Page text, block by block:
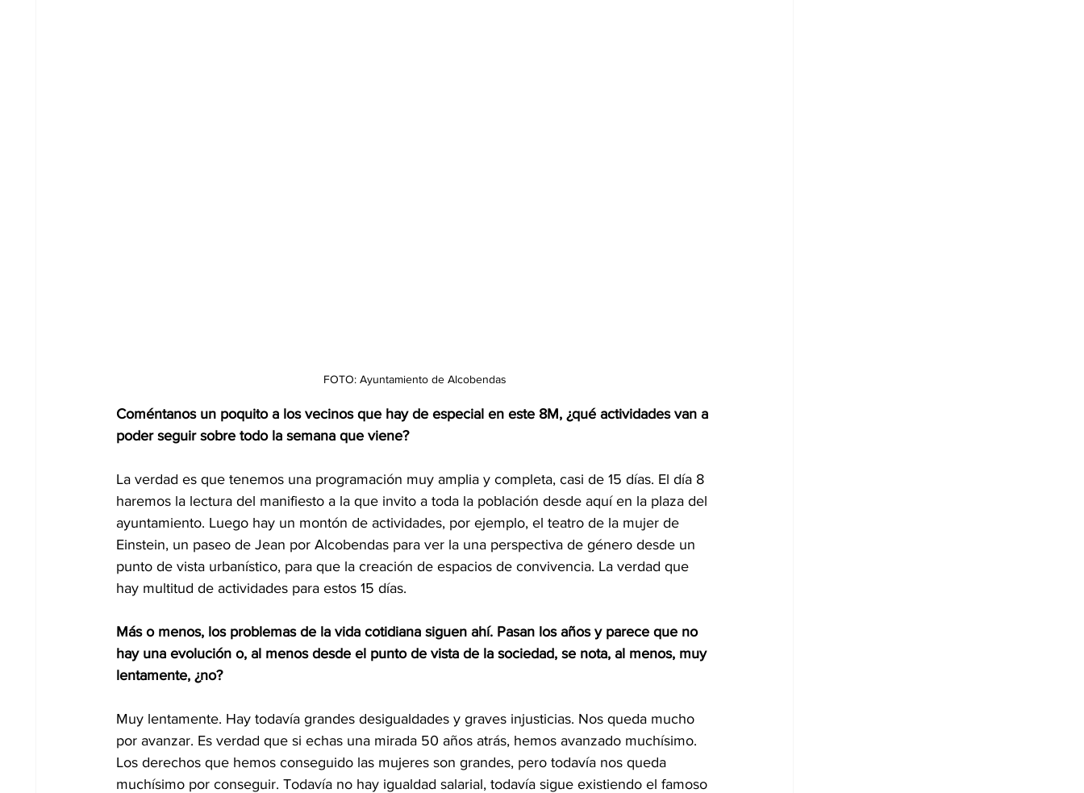
FOTO: Ayuntamiento de Alcobendas
Coméntanos un poquito a los vecinos que hay de especial en este 8M, ¿qué actividades van a
poder seguir sobre todo la semana que viene?
La verdad es que tenemos una programación muy amplia y completa, casi de 15 días. El día 8
haremos la lectura del manifiesto a la que invito a toda la población desde aquí en la plaza del
ayuntamiento. Luego hay un montón de actividades, por ejemplo, el teatro de la mujer de
Einstein, un paseo de Jean por Alcobendas para ver la una perspectiva de género desde un
punto de vista urbanístico, para que la creación de espacios de convivencia. La verdad que
hay multitud de actividades para estos 15 días.
Más o menos, los problemas de la vida cotidiana siguen ahí. Pasan los años y parece que no
hay una evolución o, al menos desde el punto de vista de la sociedad, se nota, al menos, muy
lentamente, ¿no?
Muy lentamente. Hay todavía grandes desigualdades y graves injusticias. Nos queda mucho
por avanzar. Es verdad que si echas una mirada 50 años atrás, hemos avanzado muchísimo.
Los derechos que hemos conseguido las mujeres son grandes, pero todavía nos queda
muchísimo por conseguir. Todavía no hay igualdad salarial, todavía sigue existiendo el famoso